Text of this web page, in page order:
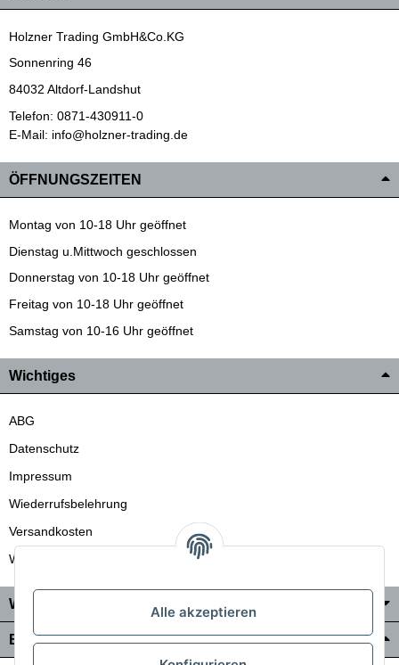
Holzner Trading GmbH&Co.KG
Sonnenring 46
84032 Altdorf-Landshut
Telefon: 0871-430911-0
E-Mail: info@holzner-trading.de
ÖFFNUNGSZEITEN
Montag von 10-18 Uhr geöffnet
Dienstag u.Mittwoch geschlossen
Donnerstag von 10-18 Uhr geöffnet
Freitag von 10-18 Uhr geöffnet
Samstag von 10-16 Uhr geöffnet
Wichtiges
ABG
Datenschutz
Impressum
Wiederrufsbelehrung
Versandkosten
Wir liefern auch in die Schweiz
Wo Sie uns finden
Bezahlung & Versand
Alle akzeptieren